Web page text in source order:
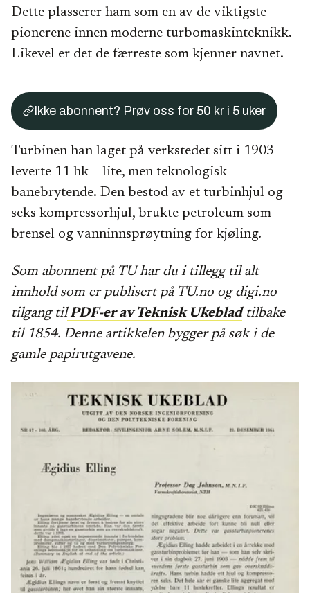
Dette plasserer ham som en av de viktigste
pionerene innen moderne turbomaskinteknikk.
Likevel er det de færreste som kjenner navnet.
Ikke abonnent? Prøv oss for 50 kr i 5 uker
Turbinen han laget på verkstedet sitt i 1903
leverte 11 hk – lite, men teknologisk
banebrytende. Den bestod av et turbinhjul og
seks kompressorhjul, brukte petroleum som
brensel og vanninnsprøytning for kjøling.
Som abonnent på TU har du i tillegg til alt
innhold som er publisert på TU.no og digi.no
tilgang tilPDF-er av Teknisk Ukebladtilbake
til 1854. Denne artikkelen bygger på søk i de
gamle papirutgavene.